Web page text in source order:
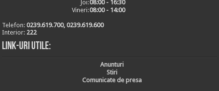
Joi:08:00 - 16:30
Vineri:08:00 - 14:00
Telefon:0239.619.700, 0239.619.600
Interior: 222
Link-uri utile:
Anunturi
Stiri
Comunicate de presa